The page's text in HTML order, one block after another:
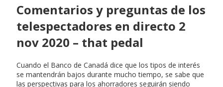
Comentarios y preguntas de los
telespectadores en directo 2
nov 2020 – that pedal
Cuando el Banco de Canadá dice que los tipos de interés
se mantendrán bajos durante mucho tiempo, se sabe que
las perspectivas para los ahorradores seguirán siendo